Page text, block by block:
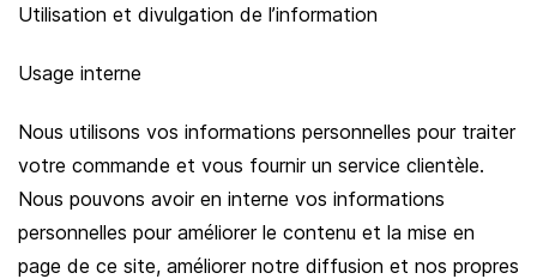
Utilisation et divulgation de l’information
Usage interne
Nous utilisons vos informations personnelles pour traiter
votre commande et vous fournir un service clientèle.
Nous pouvons avoir en interne vos informations
personnelles pour améliorer le contenu et la mise en
page de ce site, améliorer notre diffusion et nos propres